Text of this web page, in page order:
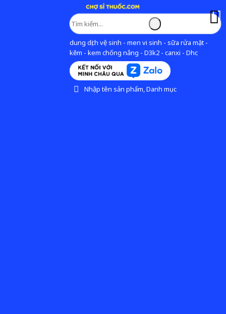
dung dịch vệ sinh - men vi sinh - sữa rửa mặt -
kẽm - kem chống nắng - D3k2 - canxi - Dhc
Nhập tên sản phẩm, Danh mục